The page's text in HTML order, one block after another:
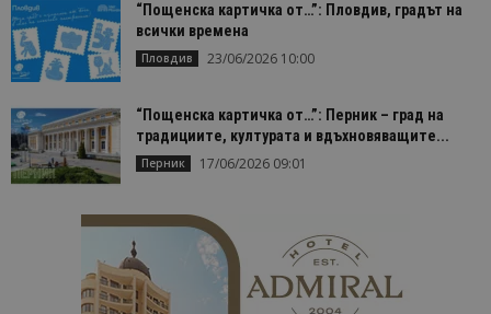
“Пощенска картичка от…”: Пловдив, градът на
всички времена
Пловдив 23/06/2026 10:00
“Пощенска картичка от…”: Перник – град на
традициите, културата и вдъхновяващите...
Перник 17/06/2026 09:01
.statcounter.com
_ga_B09EBBY8PY
.bgtourism.bg
1 година
1 месец
Тази
се
_ga_WXPDN4HSCV
1 месец